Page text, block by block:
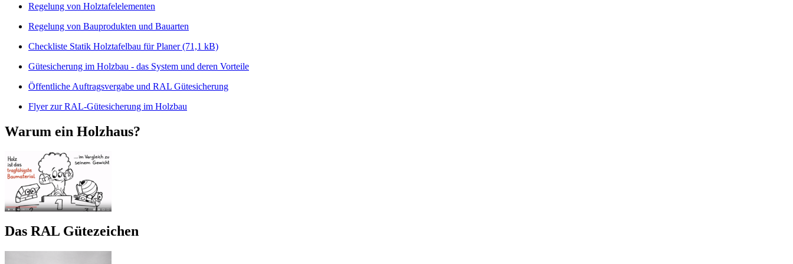
Regelung von Holztafelelementen
Regelung von Bauprodukten und Bauarten
Checkliste Statik Holztafelbau für Planer (71,1 kB)
Gütesicherung im Holzbau - das System und deren Vorteile
Öffentliche Auftragsvergabe und RAL Gütesicherung
Flyer zur RAL-Gütesicherung im Holzbau
Warum ein Holzhaus?
Das RAL Gütezeichen